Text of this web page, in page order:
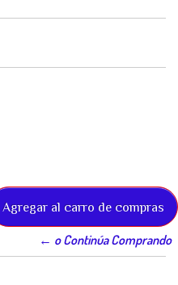
← o Continúa Comprando